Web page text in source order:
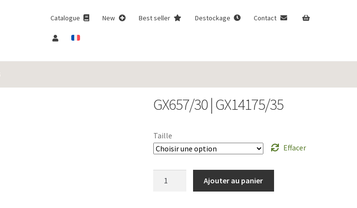
Catalogue New Best seller Destockage Contact
GX657/30 | GX14175/35
Taille
Effacer
Ajouter au panier